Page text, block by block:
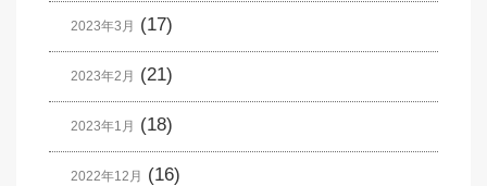
2023年3月 (17)
2023年2月 (21)
2023年1月 (18)
2022年12月 (16)